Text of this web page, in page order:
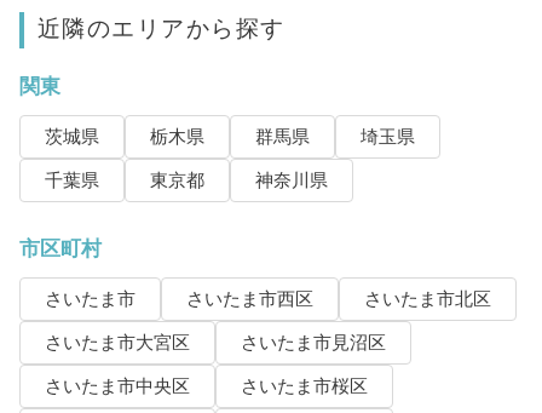
近隣のエリアから探す
関東
茨城県 栃木県 群馬県
埼玉県
千葉県
東京都 神奈川県
市区町村
さいたま市 さいたま市西区
さいたま市北区
さいたま市大宮区
さいたま市見沼区
さいたま市中央区
さいたま市桜区